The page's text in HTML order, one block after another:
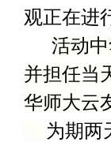
观正在进
活动
并担任当
华师大云
为期两